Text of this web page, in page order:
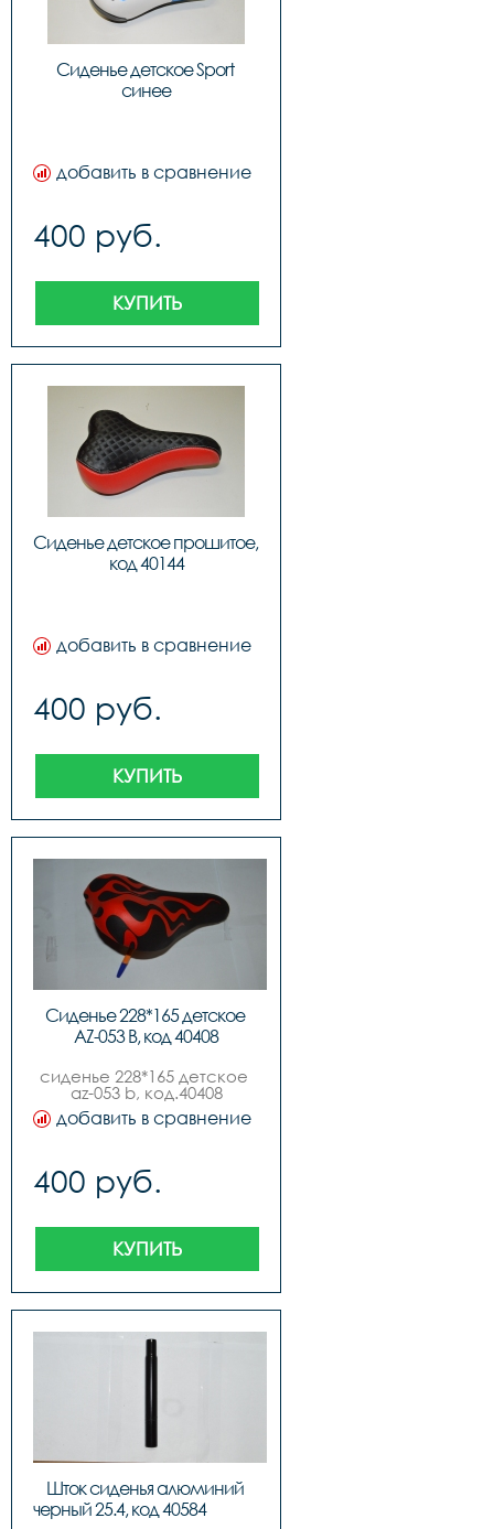
Сиденье детское Sport
синее
добавить в сравнение
400 руб.
КУПИТЬ
Сиденье детское прошитое,
код 40144
добавить в сравнение
400 руб.
КУПИТЬ
Сиденье 228*165 детское
AZ-053 B, код 40408
сиденье 228*165 детское
az-053 b, код.40408
добавить в сравнение
400 руб.
КУПИТЬ
Шток сиденья алюминий